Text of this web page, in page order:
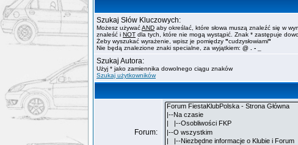
Szukaj Słów Kluczowych:
Możesz używaćAND aby określać, które słowa muszą znaleźć się w
znaleść i NOT dla tych, które nie mogą wystąpić. Znak * zastępuje
Żeby wyszukać wyrażenie, wpisz je pomiędzy "cudzysłowiami"
Nie będą znalezione znaki specialne, za wyjątkiem: @ . - _
Szukaj Autora:
Użyj * jako zamiennika dowolnego ciągu znaków
Szukaj użytkowników
Forum: